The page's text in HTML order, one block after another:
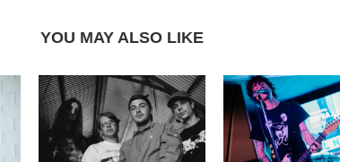
YOU MAY ALSO LIKE